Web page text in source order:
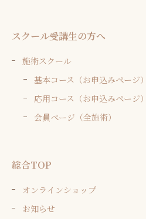
スクール受講生の方へ
施術スクール
基本コース（お申込みページ）
応用コース（お申込みページ）
会員ページ（全施術）
総合TOP
オンラインショップ
お知らせ